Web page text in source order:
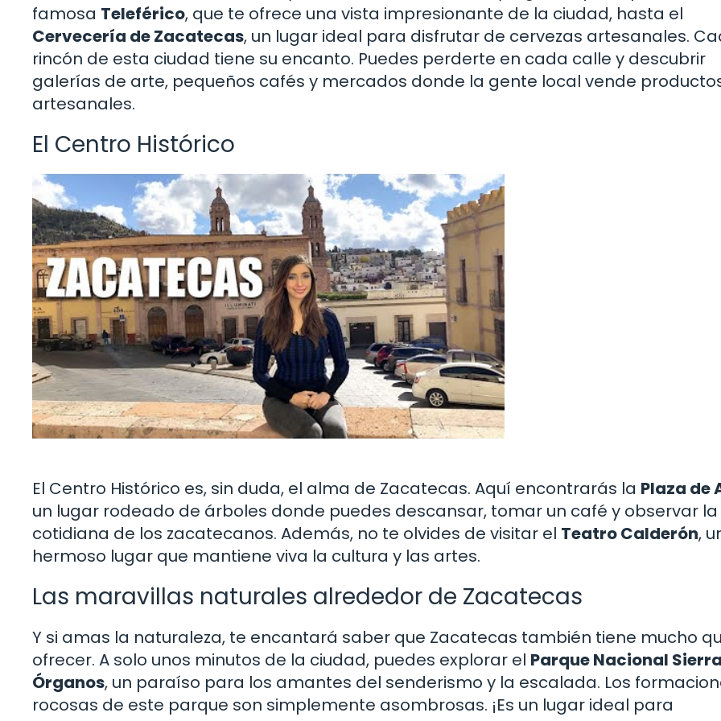
famosa Teleférico, que te ofrece una vista impresionante de la ciudad, hasta el
Cervecería de Zacatecas, un lugar ideal para disfrutar de cervezas artesanales.
rincón de esta ciudad tiene su encanto. Puedes perderte en cada calle y descubrir
galerías de arte, pequeños cafés y mercados donde la gente local vende
artesanales.
El Centro Histórico
El Centro Histórico es, sin duda, el alma de Zacatecas. Aquí encontrarás la Plaza de
un lugar rodeado de árboles donde puedes descansar, tomar un café y observar la
cotidiana de los zacatecanos. Además, no te olvides de visitar el Teatro Calderón,
hermoso lugar que mantiene viva la cultura y las artes.
Las maravillas naturales alrededor de Zacatecas
Y si amas la naturaleza, te encantará saber que Zacatecas también tiene mucho
ofrecer. A solo unos minutos de la ciudad, puedes explorar el Parque Nacional
Órganos, un paraíso para los amantes del senderismo y la escalada. Los
rocosas de este parque son simplemente asombrosas. ¡Es un lugar ideal para